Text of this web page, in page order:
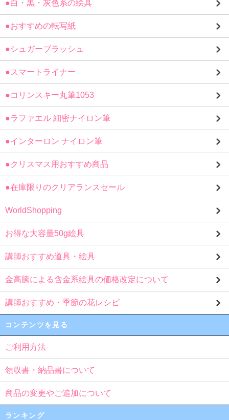
●白・黒・灰色系の絵具
●おすすめの転写紙
●シュガーブラッシュ
●スマートライナー
●コリンスキー丸筆1053
●ラファエル 細密ナイロン筆
●インターロン ナイロン筆
●クリスマス用おすすめ商品
●在庫限りのクリアランスセール
WorldShopping
お得な大容量50g絵具
講師おすすめ道具・絵具
金高騰による含金系絵具の価格改定について
講師おすすめ・季節の花レシピ
コンテンツを見る
ご利用方法
領収書・納品書について
商品の変更やご追加について
ランキング